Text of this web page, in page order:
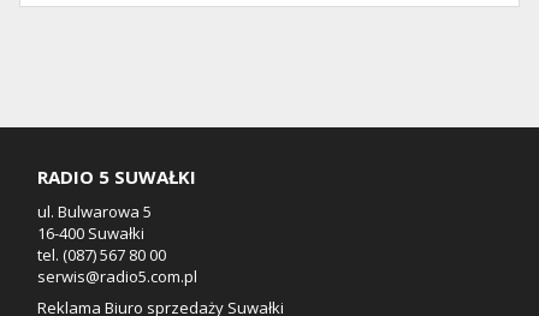
RADIO 5 SUWAŁKI
ul. Bulwarowa 5
16-400 Suwałki
tel. (087) 567 80 00
serwis@radio5.com.pl
Reklama Biuro sprzedaży Suwałki